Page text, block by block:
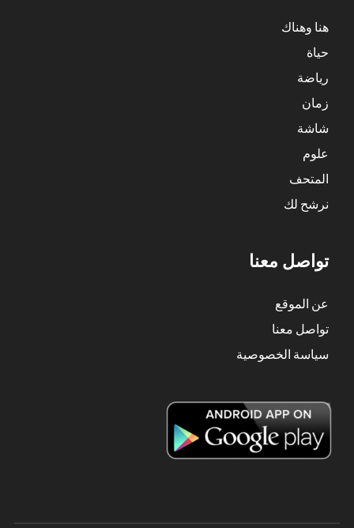
هنا وهناك
حياة
رياضة
زمان
شاشة
علوم
المتحف
نرشح لك
تواصل معنا
عن الموقع
تواصل معنا
سياسة الخصوصية